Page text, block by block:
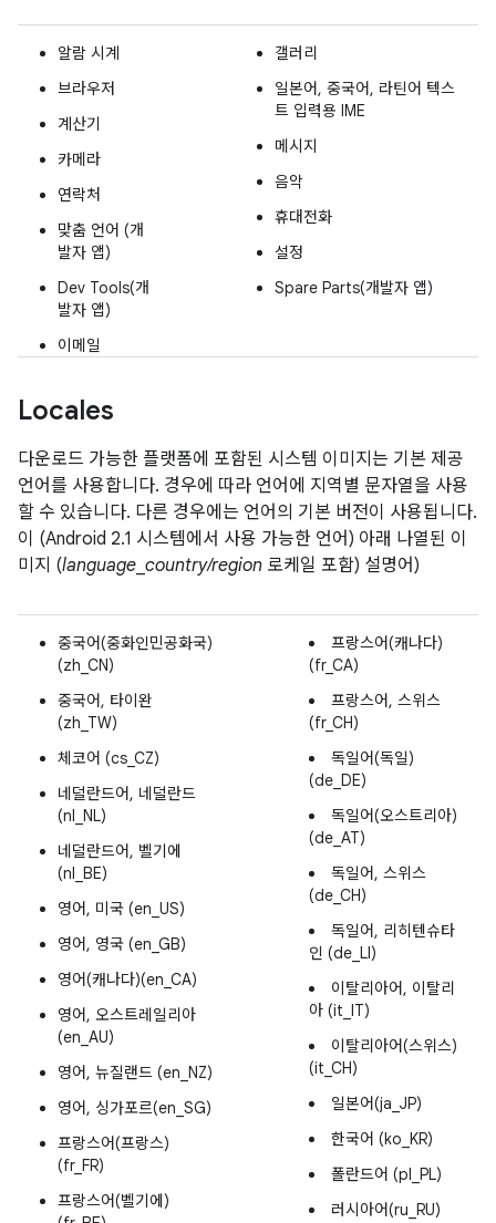
알람 시계
브라우저
계산기
카메라
연락처
맞춤 언어 (개
발자 앱)
Dev Tools(개
발자 앱)
이메일
갤러리
일본어, 중국어, 라틴어 텍스
트 입력용 IME
메시지
음악
휴대전화
설정
Spare Parts(개발자 앱)
Locales
다운로드 가능한 플랫폼에 포함된 시스템 이미지는 기본 제공
언어를 사용합니다. 경우에 따라 언어에 지역별 문자열을 사용
할 수 있습니다. 다른 경우에는 언어의 기본 버전이 사용됩니다.
이 (Android 2.1 시스템에서 사용 가능한 언어) 아래 나열된 이
미지 (language country/region 로케일 포함) 설명어)
중국어(중화인민공화국)
(zh_CN)
중국어, 타이완
(zh_TW)
체코어 (cs_CZ)
네덜란드어, 네덜란드
(nl_NL)
네덜란드어, 벨기에
(nl_BE)
영어, 미국 (en_US)
영어, 영국 (en_GB)
영어(캐나다)(en_CA)
영어, 오스트레일리아
(en_AU)
영어, 뉴질랜드 (en_NZ)
영어, 싱가포르(en_SG)
프랑스어(프랑스)
(fr_FR)
프랑스어(벨기에)
프랑스어(캐나다)
(fr_CA)
프랑스어, 스위스
(fr_CH)
독일어(독일)
(de_DE)
독일어(오스트리아)
(de_AT)
독일어, 스위스
(de_CH)
독일어, 리히텐슈타
인 (de_LI)
이탈리아어, 이탈리
아 (it_IT)
이탈리아어(스위스)
(it_CH)
일본어(ja_JP)
한국어 (ko_KR)
폴란드어 (pl_PL)
러시아어(ru_RU)